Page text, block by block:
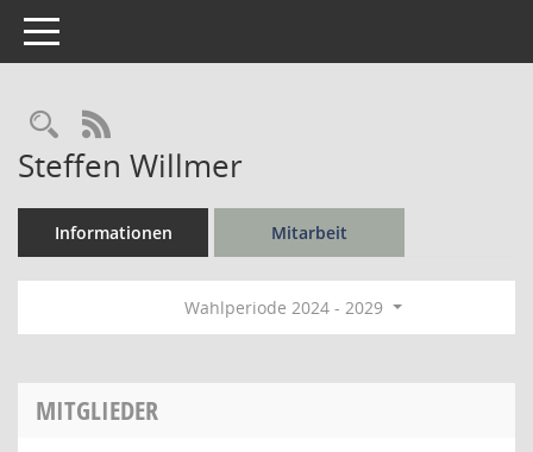
Toggle navigation
Rechercheauswahl
RSS-Feed
Steffen Willmer
Informationen Mitarbeit
Wahlperiode 2024 - 2029
MITGLIEDER